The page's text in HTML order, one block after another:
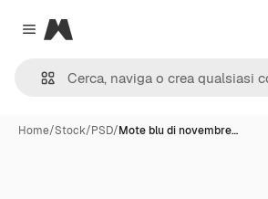
Close menu
Magnific
Home/Stock/PSD/Mote blu di novembre…